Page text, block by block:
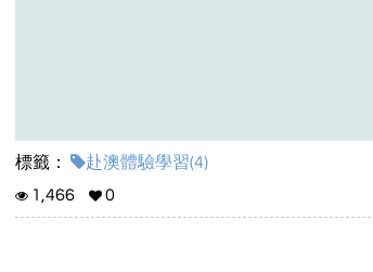
標籤：
赴澳體驗學習(4)
1,466
0